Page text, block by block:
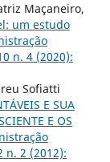
Maçaneiro,
um estudo
n. 4 (2020):
Sofiatti
E SUA
E OS
n. 2 (2012):